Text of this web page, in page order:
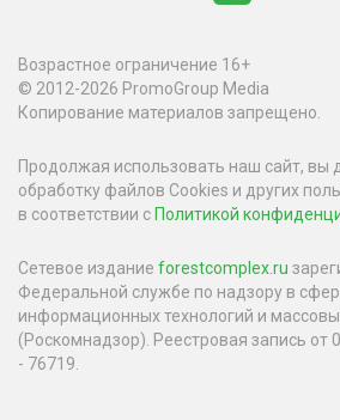
Возрастное ограничение 16+
© 2012-2026 PromoGroup Media
Копирование материалов запрещено.
Продолжая использовать наш сайт, вы
обработку файлов Cookies и других
в соответствии сПолитикой
Сетевое издание forestcomplex.ru
Федеральной службе по надзору в
информационных технологий и
(Роскомнадзор). Реестровая запись
- 76719.